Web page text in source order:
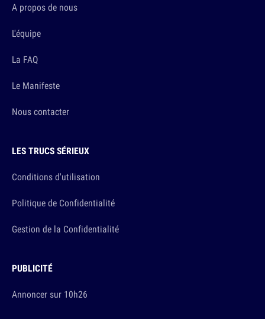
A propos de nous
L'équipe
La FAQ
Le Manifeste
Nous contacter
LES TRUCS SÉRIEUX
Conditions d'utilisation
Politique de Confidentialité
Gestion de la Confidentialité
PUBLICITÉ
Annoncer sur 10h26